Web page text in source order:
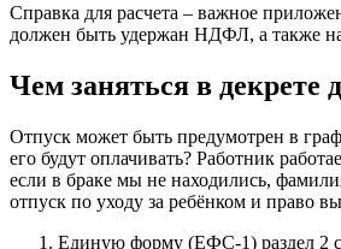
Справка для расчета – важное
должен быть удержан НДФЛ, а также
Чем заняться в декрете
Отпуск может быть предумотрен в
его будут оплачивать? Работник
если в браке мы не находились,
отпуск по уходу за ребёнком и право
Единую форму (ЕФС-1) раздел 2